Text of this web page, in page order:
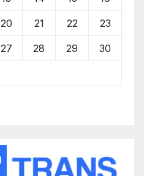
20 21 22 23
27 28 29 30